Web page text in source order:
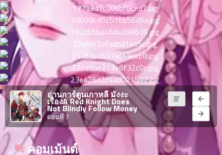
อ่านการ์ตูนเกาหลี มังงะ
เรื่องA Red Knight Does
Not Blindly Follow Money
ตอนที่ 7
คอมเม้นต์
ม
12
ตอน
ที่
ม
13
ตอน
ที่
ม
14
ตอน
ที่
ม
15